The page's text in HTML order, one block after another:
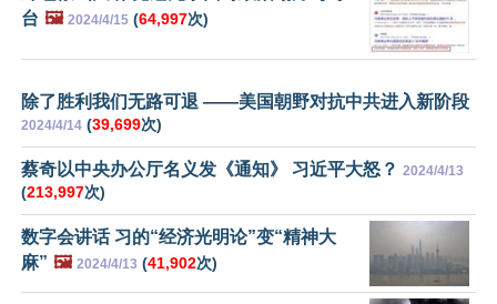
台 🖼️ 2024/4/15 (64,997次)
除了胜利我们无路可退 ——美国朝野对抗中共进入新阶段
2024/4/14 (39,699次)
蔡奇以中央办公厅名义发《通知》 习近平大怒？ 2024/4/13
(213,997次)
数字会讲话 习的“经济光明论”变“精神大
麻” 🖼️ 2024/4/13 (41,902次)